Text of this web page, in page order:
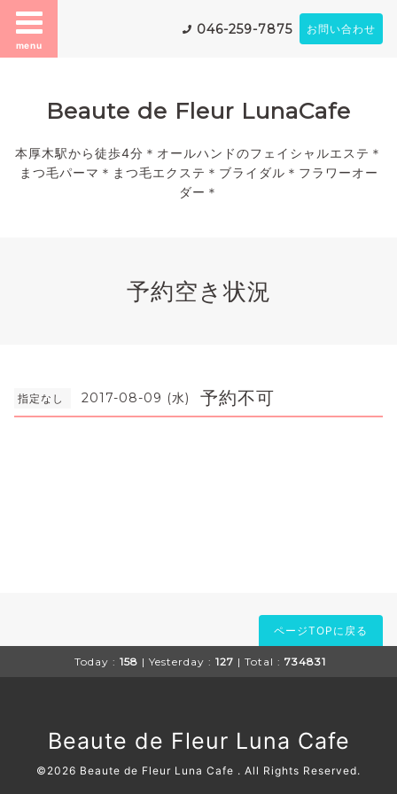
menu
046-259-7875 お問い合わせ
Beaute de Fleur LunaCafe
本厚木駅から徒歩4分＊オールハンドのフェイシャルエステ＊
まつ毛パーマ＊まつ毛エクステ＊ブライダル＊フラワーオー
ダー＊
予約空き状況
指定なし 2017-08-09 (水) 予約不可
ページTOPに戻る
Today : 158 | Yesterday : 127 | Total : 734831
Beaute de Fleur Luna Cafe
©2026 Beaute de Fleur Luna Cafe . All Rights Reserved.